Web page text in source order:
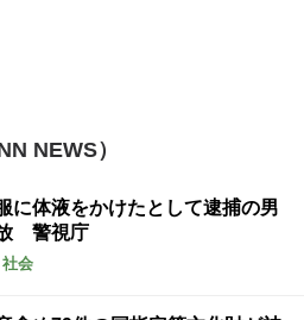
NEWS）
に体液をかけたとして逮捕の男
警視庁
社会